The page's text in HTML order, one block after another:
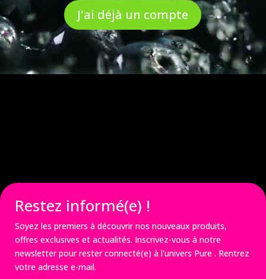
J'ai déjà un compte
Restez informé(e) !
Soyez les premiers à découvrir nos nouveaux produits,
offres exclusives et actualités. Inscrivez-vous à notre
newsletter pour rester connecté(e) à l'univers Pure . Rentrez
votre adresse e-mail.